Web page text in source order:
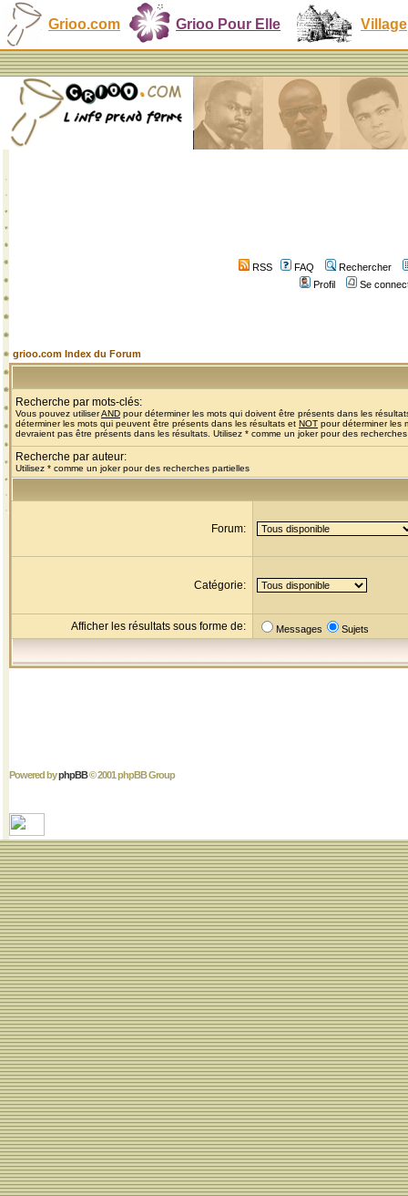
Grioo.com Grioo Pour Elle Village
RSS FAQ
Rechercher
Profil
Se
grioo.com Index du Forum
Recherche par mots-clés:
Vous pouvez utiliserAND pour déterminer les mots qui doivent être présents dans les
déterminer les mots qui peuvent être présents dans les résultats et NOT pour déterminer les
devraient pas être présents dans les résultats. Utilisez * comme un joker pour des
Recherche par auteur:
Utilisez * comme un joker pour des recherches partielles
Forum:
Catégorie:
Afficher les résultats sous forme de: Messages Sujets
Powered byphpBB© 2001 phpBB Group